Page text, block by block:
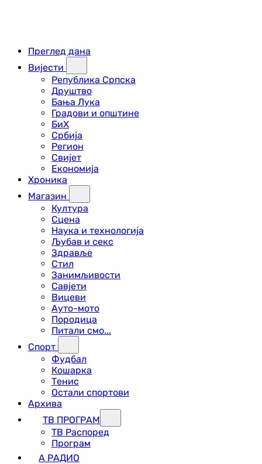
Преглед дана
Вијести
Република Српска
Друштво
Бања Лука
Градови и општине
БиХ
Србија
Регион
Свијет
Економија
Хроника
Магазин
Култура
Сцена
Наука и технологија
Љубав и секс
Здравље
Стил
Занимљивости
Савјети
Вицеви
Ауто-мото
Породица
Питали смо...
Спорт
Фудбал
Кошарка
Тенис
Остали спортови
Архива
ТВ ПРОГРАМ
ТВ Распоред
Програм
А РАДИО